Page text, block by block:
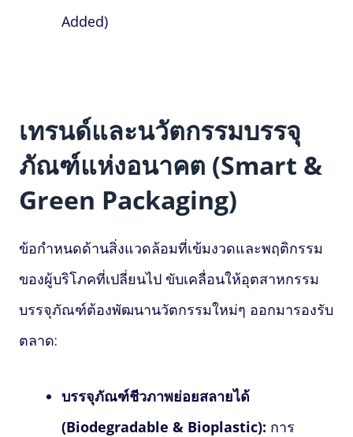
Added)
เทรนด์และนวัตกรรมบรรจุ
ภัณฑ์แห่งอนาคต (Smart &
Green Packaging)
ข้อกำหนดด้านสิ่งแวดล้อมที่เข้มงวดและพฤติกรรม
ของผู้บริโภคที่เปลี่ยนไป ขับเคลื่อนให้อุตสาหกรรม
บรรจุภัณฑ์ต้องพัฒนานวัตกรรมใหม่ๆ ออกมารองรับ
ตลาด:
บรรจุภัณฑ์ชีวภาพย่อยสลายได้
(Biodegradable & Bioplastic): การ